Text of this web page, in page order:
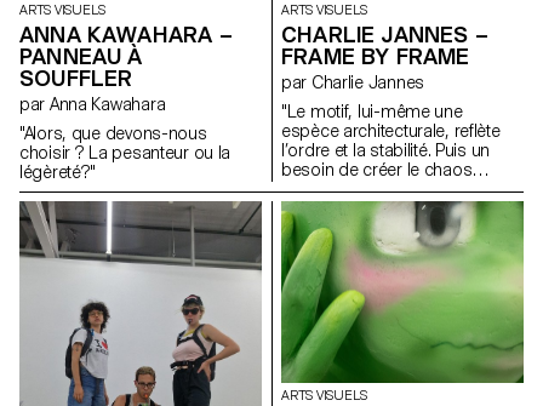
ARTS VISUELS
ANNA KAWAHARA –
PANNEAU À
SOUFFLER
par Anna Kawahara
"Alors, que devons-nous
choisir ? La pesanteur ou la
légèreté?"
ARTS VISUELS
CHARLIE JANNES –
FRAME BY FRAME
par Charlie Jannes
"Le motif, lui-même une
espèce architecturale, reflète
l’ordre et la stabilité. Puis un
besoin de créer le chaos
comme si la vie elle-même
avait lieu. Enfin, le collage
(couche par couche),
l'interprétation de la peinture,
du tissu, de la photographie,
du torchon, du ruban, de la
dentelle et de la colle. Un
collage : une simultanéité ; un
éblouissement visuel, une
superposition, un message
final pour les sens. (…)"
ARTS VISUELS